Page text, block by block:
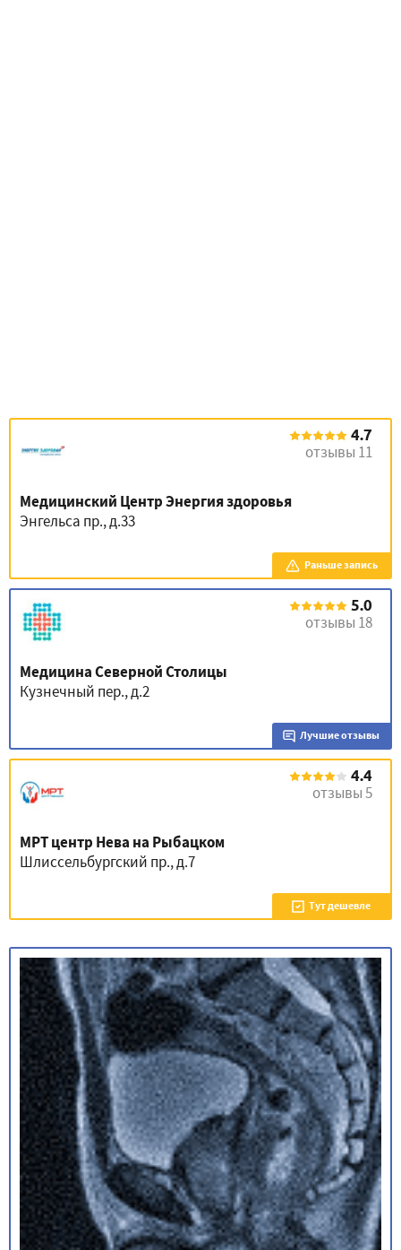
4.7
отзывы 11
Медицинский Центр Энергия здоровья
Энгельса пр., д.33
Раньше запись
5.0
отзывы 18
Медицина Северной Столицы
Кузнечный пер., д.2
Лучшие отзывы
4.4
отзывы 5
МРТ центр Нева на Рыбацком
Шлиссельбургский пр., д.7
Тут дешевле